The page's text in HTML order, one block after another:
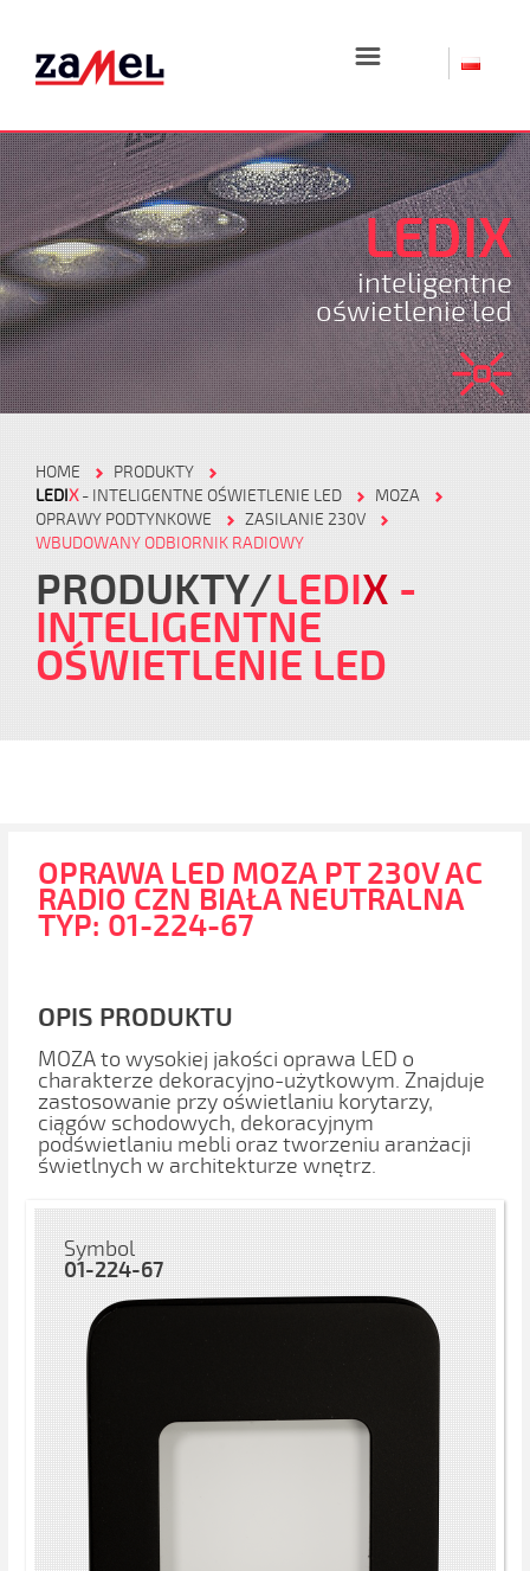
☰
LEDIX
inteligentne
oświetlenie led
HOME
PRODUKTY
LEDIX- INTELIGENTNE OŚWIETLENIE LED
MOZA
OPRAWY PODTYNKOWE
ZASILANIE 230V
WBUDOWANY ODBIORNIK RADIOWY
PRODUKTY LEDIX -
INTELIGENTNE
OŚWIETLENIE LED
OPRAWA LED MOZA PT 230V AC
RADIO CZN BIAŁA NEUTRALNA
TYP: 01-224-67
OPIS PRODUKTU
MOZA to wysokiej jakości oprawa LED o
charakterze dekoracyjno-użytkowym. Znajduje
zastosowanie przy oświetlaniu korytarzy,
ciągów schodowych, dekoracyjnym
podświetlaniu mebli oraz tworzeniu aranżacji
świetlnych w architekturze wnętrz.
Symbol
01-224-67